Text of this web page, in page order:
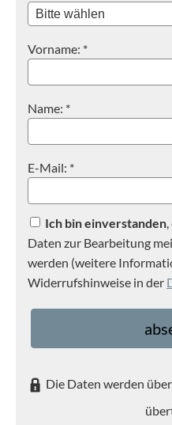
Vorname: *
Name: *
E-Mail: *
Ich bin einverstanden
Daten zur Bearbeitung
werden (weitere
Widerrufshinweise in der
Die Daten werden